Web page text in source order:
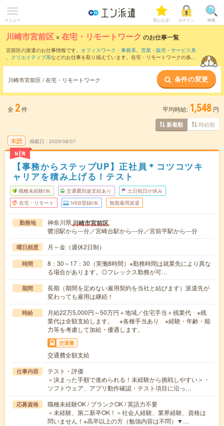
メニュー 気になる! ログイン 検索
川崎市宮前区 ×在宅・リモートワーク のお仕事一覧
宮前区の派遣のお仕事情報です。 オフィスワーク・事務系、 営業・販売・サービス系
、 クリエイティブ系などのお仕事を取り揃えています。在宅・リモートワークの条件
川崎市宮前区 / 在宅・リモートワーク 条件の変更
全 2件 平均時給: 1,548 円
新着順 時給順
未読
NEW
掲載日 2026/08/07
【事務からステップUP】正社員＊コツコツキ
ャリアを積み上げる！テスト
職種未経験OK 交通費別途支給あり 土日祝日が休み
在宅・リモート WEB登録OK 無期雇用派遣
勤務地 神奈川県川崎市宮前区
鷺沼駅から---分／宮崎台駅から---分／宮前平駅から---分
曜日頻度 月～金（週休2日制）
時間
8：30～17：30（実働8時間）※勤務時間は就業先により異な
る場合があります。◎フレックス勤務が可…
期間
長期（期間を定めない雇用契約を当社と結びます）派遣先が
変わっても雇用は継続！
時給
月給22万5,000円～50万円＋地域／住宅手当＋残業代 ※残
業代は全額支給します。 ※各種手当あり ※経験・年齢・能
力等を考慮して加給・優遇します。
交通費
交通費全額支給
仕事内容
テスト・評価
＜決まった手順で進められる！未経験から挑戦しやすい＞・
ソフトウェア、アプリ動作確認・テスト項目に沿っ…
応募資格
職種未経験OK / ブランクOK / 英語力不要
＜未経験、第二新卒OK！＞社会人経験、業界経験、資格は
問いません！※高卒以上の方（勉強内容は不問）▼…